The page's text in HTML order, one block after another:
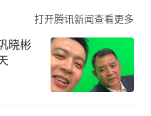
打开腾讯新闻查看更多
晓彬